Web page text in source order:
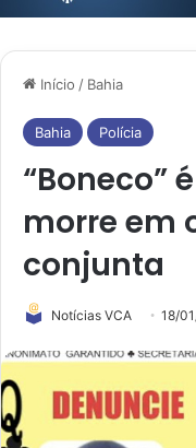
Início / Bahia
Bahia Polícia
“Boneco”
morre em
conjunta
Notícias VCA 18/